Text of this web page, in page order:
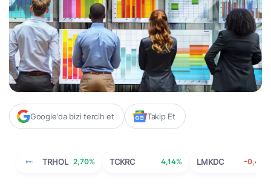
Google'da bizi tercih et Takip Et
TRHOL 2,70% TCKRC 4,14% LMKDC -0,41%